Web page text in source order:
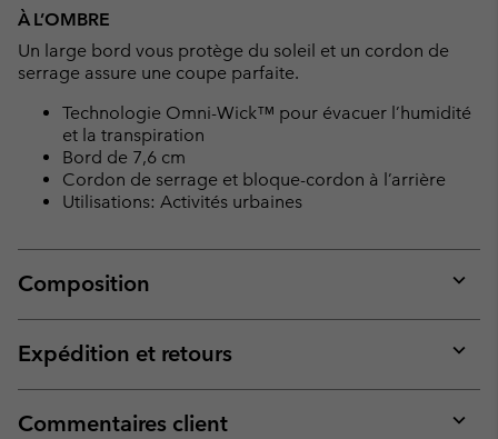
À L’OMBRE
Un large bord vous protège du soleil et un cordon de
serrage assure une coupe parfaite.
Technologie Omni-Wick™ pour évacuer l’humidité
et la transpiration
Bord de 7,6 cm
Cordon de serrage et bloque-cordon à l’arrière
Utilisations: Activités urbaines
Composition
or
Expédition et retours
or
Commentaires client